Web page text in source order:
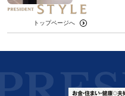
トップページへ